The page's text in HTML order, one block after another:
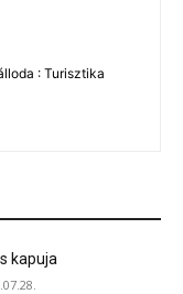
: Turisztika
kapuja